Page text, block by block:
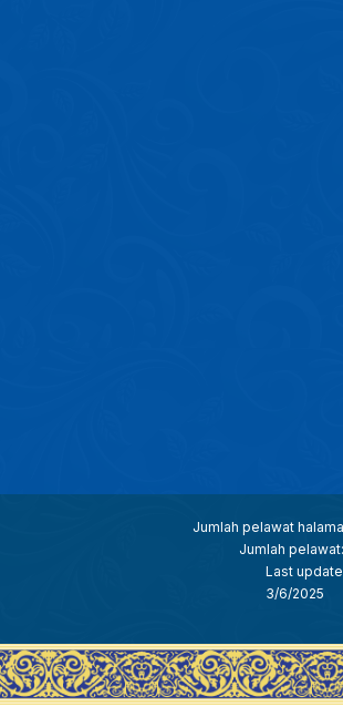
Jumlah pelawat
Jumlah pelawat:
Last
3/6/2025